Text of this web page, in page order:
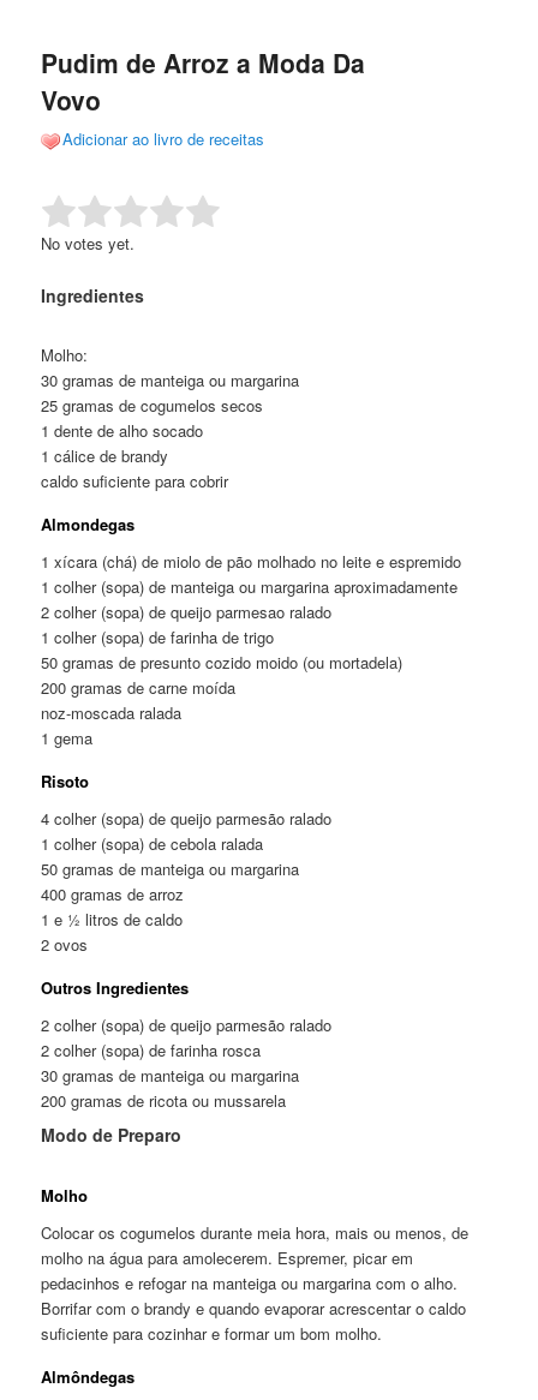
conteúdo
conteúdo
Pudim de Arroz a Moda Da
Vovo
Adicionar ao livro de receitas
Rate this item: Submit Rating
No votes yet.
Ingredientes
Molho:
30 gramas de manteiga ou margarina
25 gramas de cogumelos secos
1 dente de alho socado
1 cálice de brandy
caldo suficiente para cobrir
Almondegas
1 xícara (chá) de miolo de pão molhado no leite e espremido
1 colher (sopa) de manteiga ou margarina aproximadamente
2 colher (sopa) de queijo parmesao ralado
1 colher (sopa) de farinha de trigo
50 gramas de presunto cozido moido (ou mortadela)
200 gramas de carne moída
noz-moscada ralada
1 gema
Risoto
4 colher (sopa) de queijo parmesão ralado
1 colher (sopa) de cebola ralada
50 gramas de manteiga ou margarina
400 gramas de arroz
1 e ½ litros de caldo
2 ovos
Outros Ingredientes
2 colher (sopa) de queijo parmesão ralado
2 colher (sopa) de farinha rosca
30 gramas de manteiga ou margarina
200 gramas de ricota ou mussarela
Modo de Preparo
Molho
Colocar os cogumelos durante meia hora, mais ou menos, de
molho na água para amolecerem. Espremer, picar em
pedacinhos e refogar na manteiga ou margarina com o alho.
Borrifar com o brandy e quando evaporar acrescentar o caldo
suficiente para cozinhar e formar um bom molho.
Almôndegas